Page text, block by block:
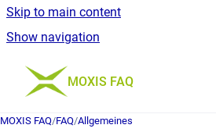
Skip to main content
Show navigation
Go to homepage
MOXIS FAQ
MOXIS FAQ/FAQ/Allgemeines